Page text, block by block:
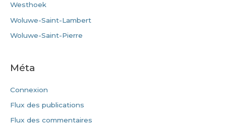
Westhoek
Woluwe-Saint-Lambert
Woluwe-Saint-Pierre
Méta
Connexion
Flux des publications
Flux des commentaires